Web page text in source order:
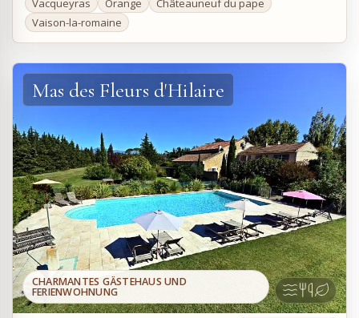
Vacqueyras Orange
Châteauneuf du pape
Vaison-la-romaine
CHARMANTES GÄSTEHAUS UND
FERIENWOHNUNG
Mas des Fleurs d'Hilaire